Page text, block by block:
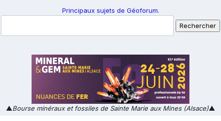
Principaux sujets de Géoforum.
▲Bourse minéraux et fossiles de Sainte Marie aux Mines (Alsace)▲